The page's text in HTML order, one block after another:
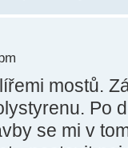
mostů.
Po
se mi v